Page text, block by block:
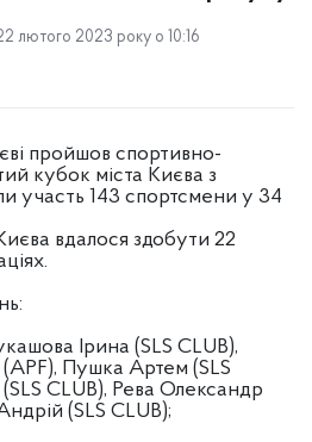
лютого 2023 року о 10:16
пройшов спортивно-
кубок міста Києва з
участь 143 спортсмени у 34
вдалося здобути 22
Ірина (SLS CLUB),
Пушка Артем (SLS
CLUB), Рева Олександр
(SLS CLUB);